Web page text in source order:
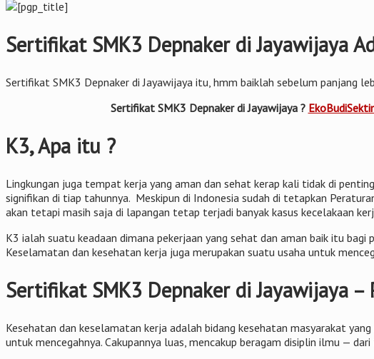
Sertifikat SMK3 Depnaker di Jayawijaya
Sertifikat SMK3 Depnaker di Jayawijaya itu, hmm baiklah sebelum panjang
Sertifikat SMK3 Depnaker di Jayawijaya ?
K3, Apa itu ?
Lingkungan juga tempat kerja yang aman dan sehat kerap kali tidak di
signifikan di tiap tahunnya. Meskipun di Indonesia sudah di tetapkan
akan tetapi masih saja di lapangan tetap terjadi banyak kasus kecelakaan
K3 ialah suatu keadaan dimana pekerjaan yang sehat dan aman baik itu
Keselamatan dan kesehatan kerja juga merupakan suatu usaha untuk
Sertifikat SMK3 Depnaker di Jayawijaya
Kesehatan dan keselamatan kerja adalah bidang kesehatan masyarakat
untuk mencegahnya. Cakupannya luas, mencakup beragam disiplin ilmu —